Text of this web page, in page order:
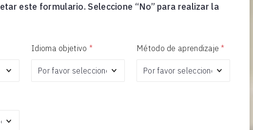
este formulario. Seleccione “No” para realizar la
Idioma objetivo * Método de aprendizaje *